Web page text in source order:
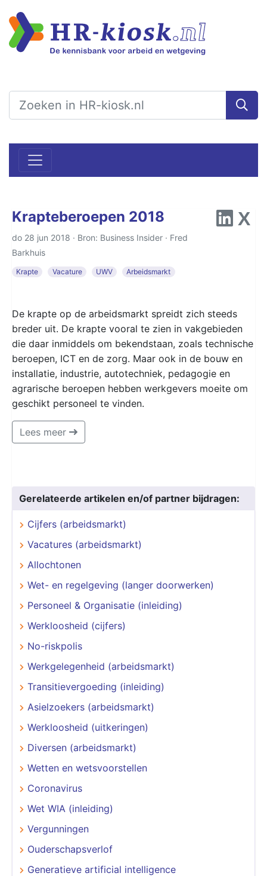
Krapteberoepen 2018
do 28 jun 2018 · Bron: Business Insider · Fred
Barkhuis
Krapte Vacature UWV Arbeidsmarkt
De krapte op de arbeidsmarkt spreidt zich steeds
breder uit. De krapte vooral te zien in vakgebieden
die daar inmiddels om bekendstaan, zoals technische
beroepen, ICT en de zorg. Maar ook in de bouw en
installatie, industrie, autotechniek, pedagogie en
agrarische beroepen hebben werkgevers moeite om
geschikt personeel te vinden.
Lees meer
Gerelateerde artikelen en/of partner bijdragen:
Cijfers (arbeidsmarkt)
Vacatures (arbeidsmarkt)
Allochtonen
Wet- en regelgeving (langer doorwerken)
Personeel & Organisatie (inleiding)
Werkloosheid (cijfers)
No-riskpolis
Werkgelegenheid (arbeidsmarkt)
Transitievergoeding (inleiding)
Asielzoekers (arbeidsmarkt)
Werkloosheid (uitkeringen)
Diversen (arbeidsmarkt)
Wetten en wetsvoorstellen
Coronavirus
Wet WIA (inleiding)
Vergunningen
Ouderschapsverlof
Generatieve artificial intelligence